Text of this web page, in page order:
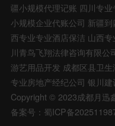
疆小规模代理记账 四川专
小规模企业代账公司 新疆
西专业专业酒店保洁 山西
川青鸟飞翔法律咨询有限公
游艺用品开发 成都区县卫
专业房地产经纪公司 银川建
Copyright © 2023成都月迅
备案号：蜀ICP备